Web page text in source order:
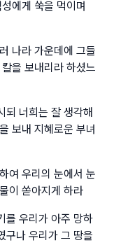
에게 쑥을 먹이며
나라 가운데에 그들
을 보내리라 하셨느
되 너희는 잘 생각해
보내 지혜로운 부녀
여 우리의 눈에서 눈
이 쏟아지게 하라
를 우리가 아주 망하
구나 우리가 그 땅을